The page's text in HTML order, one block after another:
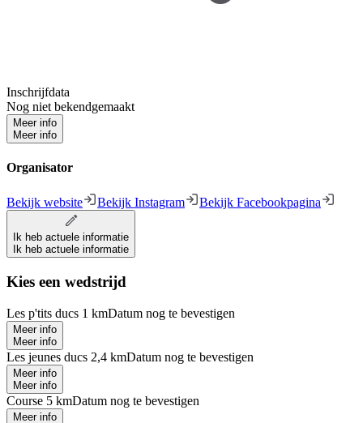
Inschrijfdata
Nog niet bekendgemaakt
Meer info
Meer info
Organisator
Bekijk website Bekijk Instagram Bekijk Facebookpagina
Ik heb actuele informatie
Ik heb actuele informatie
Kies een wedstrijd
Les p'tits ducs 1 kmDatum nog te bevestigen
Meer info
Meer info
Les jeunes ducs 2,4 kmDatum nog te bevestigen
Meer info
Meer info
Course 5 kmDatum nog te bevestigen
Meer info